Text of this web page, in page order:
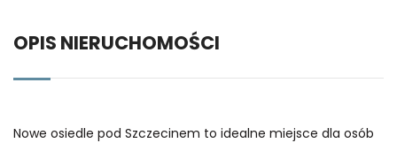
OPIS NIERUCHOMOŚCI
Nowe osiedle pod Szczecinem to idealne miejsce dla osób